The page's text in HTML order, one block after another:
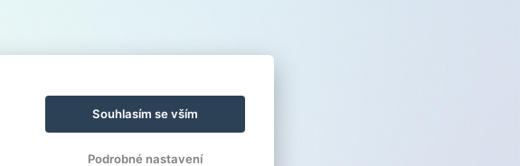
Souhlasím se vším
Podrobné nastavení